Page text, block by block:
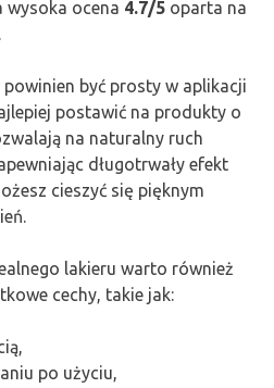
wysoka ocena 4.7/5 oparta na
być prosty w aplikacji
postawić na produkty o
na naturalny ruch
długotrwały efekt
cieszyć się pięknym
lakieru warto również
cechy, takie jak:
po użyciu,